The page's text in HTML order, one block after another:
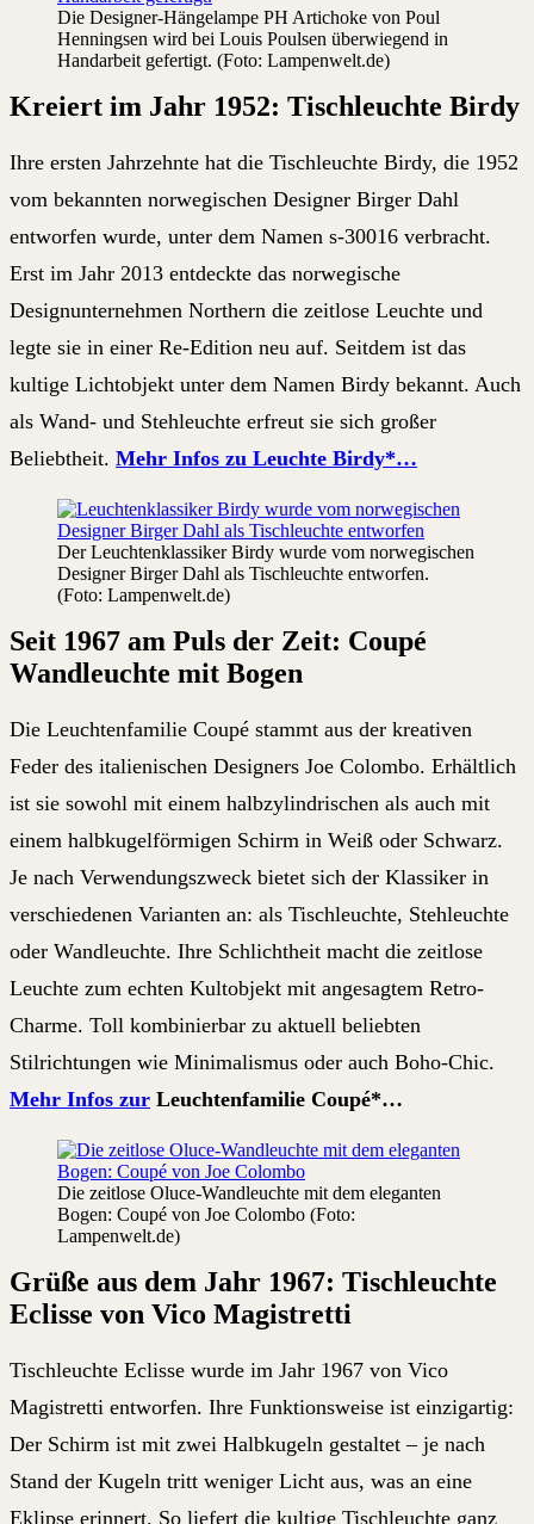
Die Designer-Hängelampe PH Artichoke von Poul
Henningsen wird bei Louis Poulsen überwiegend in
Handarbeit gefertigt. (Foto: Lampenwelt.de)
Kreiert im Jahr 1952: Tischleuchte Birdy
Ihre ersten Jahrzehnte hat die Tischleuchte Birdy, die 1952
vom bekannten norwegischen Designer Birger Dahl
entworfen wurde, unter dem Namen s-30016 verbracht.
Erst im Jahr 2013 entdeckte das norwegische
Designunternehmen Northern die zeitlose Leuchte und
legte sie in einer Re-Edition neu auf. Seitdem ist das
kultige Lichtobjekt unter dem Namen Birdy bekannt. Auch
als Wand- und Stehleuchte erfreut sie sich großer
Beliebtheit. Mehr Infos zu Leuchte Birdy*…
Der Leuchtenklassiker Birdy wurde vom norwegischen
Designer Birger Dahl als Tischleuchte entworfen.
(Foto: Lampenwelt.de)
Seit 1967 am Puls der Zeit: Coupé
Wandleuchte mit Bogen
Die Leuchtenfamilie Coupé stammt aus der kreativen
Feder des italienischen Designers Joe Colombo. Erhältlich
ist sie sowohl mit einem halbzylindrischen als auch mit
einem halbkugelförmigen Schirm in Weiß oder Schwarz.
Je nach Verwendungszweck bietet sich der Klassiker in
verschiedenen Varianten an: als Tischleuchte, Stehleuchte
oder Wandleuchte. Ihre Schlichtheit macht die zeitlose
Leuchte zum echten Kultobjekt mit angesagtem Retro-
Charme. Toll kombinierbar zu aktuell beliebten
Stilrichtungen wie Minimalismus oder auch Boho-Chic.
Mehr Infos zur Leuchtenfamilie Coupé*…
Die zeitlose Oluce-Wandleuchte mit dem eleganten
Bogen: Coupé von Joe Colombo (Foto:
Lampenwelt.de)
Grüße aus dem Jahr 1967: Tischleuchte
Eclisse von Vico Magistretti
Tischleuchte Eclisse wurde im Jahr 1967 von Vico
Magistretti entworfen. Ihre Funktionsweise ist einzigartig:
Der Schirm ist mit zwei Halbkugeln gestaltet – je nach
Stand der Kugeln tritt weniger Licht aus, was an eine
Eklipse erinnert. So liefert die kultige Tischleuchte ganz